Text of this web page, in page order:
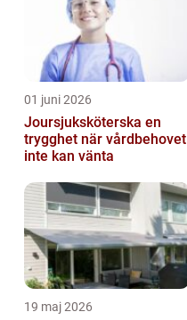
01 juni 2026
Joursjuksköterska en
trygghet när vårdbehovet
inte kan vänta
19 maj 2026